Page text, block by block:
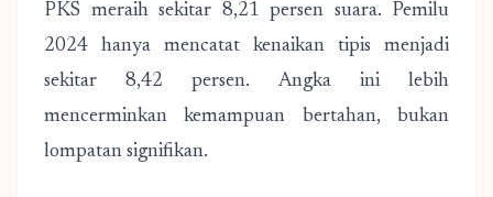
PKS meraih sekitar 8,21 persen suara. Pemilu
2024 hanya mencatat kenaikan tipis menjadi
sekitar 8,42 persen. Angka ini lebih
mencerminkan kemampuan bertahan, bukan
lompatan signifikan.